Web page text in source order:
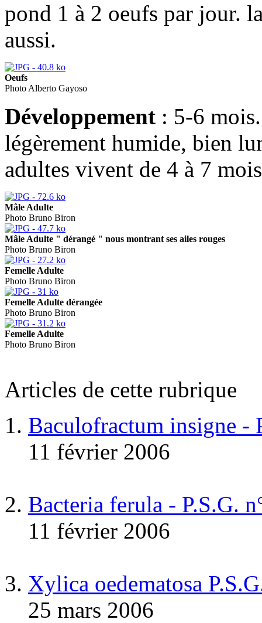
pond 1 à 2 oeufs par jour.
aussi.
Oeufs
Photo Alberto Gayoso
Développement : 5-6
légèrement humide, bien
adultes vivent de 4 à 7
Mâle Adulte
Photo Bruno Biron
Mâle Adulte " dérangé " nous montrant ses ailes rouges
Photo Bruno Biron
Femelle Adulte
Photo Bruno Biron
Femelle Adulte dérangée
Photo Bruno Biron
Femelle Adulte
Photo Bruno Biron
Articles de cette rubrique
Baculofractum insigne -
11 février 2006
Bacteria ferula - P.S.G.
11 février 2006
Xylica oedematosa
25 mars 2006